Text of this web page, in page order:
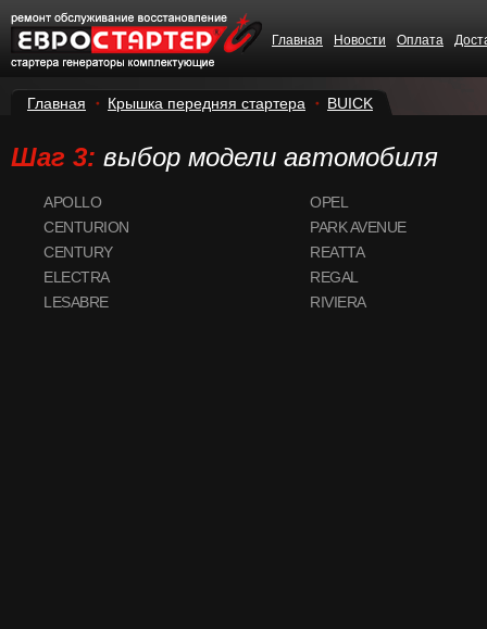
Главная Новости Оплата
Главная Крышка передняя стартера BUICK
Шаг 3: выбор модели автомобиля
APOLLO
CENTURION
CENTURY
ELECTRA
LESABRE
OPEL
PARK AVENUE
REATTA
REGAL
RIVIERA